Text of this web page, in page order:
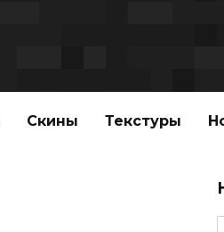
Скины Текстуры